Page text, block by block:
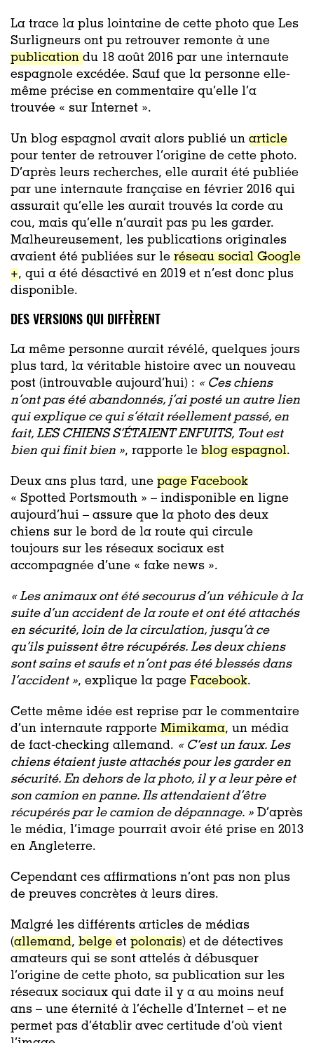
La trace la plus lointaine de cette photo que Les
Surligneurs ont pu retrouver remonte à une
publication du 18 août 2016 par une internaute
espagnole excédée. Sauf que la personne elle-
même précise en commentaire qu’elle l’a
trouvée « sur Internet ».
Un blog espagnol avait alors publié un article
pour tenter de retrouver l’origine de cette photo.
D’après leurs recherches, elle aurait été publiée
par une internaute française en février 2016 qui
assurait qu’elle les aurait trouvés la corde au
cou, mais qu’elle n’aurait pas pu les garder.
Malheureusement, les publications originales
avaient été publiées sur le réseau social Google
+, qui a été désactivé en 2019 et n’est donc plus
disponible.
DES VERSIONS QUI DIFFÈRENT
La même personne aurait révélé, quelques jours
plus tard, la véritable histoire avec un nouveau
post (introuvable aujourd’hui) : « Ces chiens
n’ont pas été abandonnés, j’ai posté un autre lien
qui explique ce qui s’était réellement passé, en
fait, LES CHIENS S’ÉTAIENT ENFUITS, Tout est
bien qui finit bien », rapporte le blog espagnol.
Deux ans plus tard, une page Facebook
« Spotted Portsmouth » – indisponible en ligne
aujourd’hui – assure que la photo des deux
chiens sur le bord de la route qui circule
toujours sur les réseaux sociaux est
accompagnée d’une « fake news ».
«Les animaux ont été secourus d’un véhicule à la
suite d’un accident de la route et ont été attachés
en sécurité, loin de la circulation, jusqu’à ce
qu’ils puissent être récupérés. Les deux chiens
sont sains et saufs et n’ont pas été blessés dans
l’accident », explique la page Facebook.
Cette même idée est reprise par le commentaire
d’un internaute rapporte Mimikama, un média
de fact-checking allemand. « C’est un faux. Les
chiens étaient juste attachés pour les garder en
sécurité. En dehors de la photo, il y a leur père et
son camion en panne. Ils attendaient d’être
récupérés par le camion de dépannage. » D’après
le média, l’image pourrait avoir été prise en 2013
en Angleterre.
Cependant ces affirmations n’ont pas non plus
de preuves concrètes à leurs dires.
Malgré les différents articles de médias
(allemand, belge et polonais) et de détectives
amateurs qui se sont attelés à débusquer
l’origine de cette photo, sa publication sur les
réseaux sociaux qui date il y a au moins neuf
ans – une éternité à l’échelle d’Internet – et ne
permet pas d’établir avec certitude d’où vient